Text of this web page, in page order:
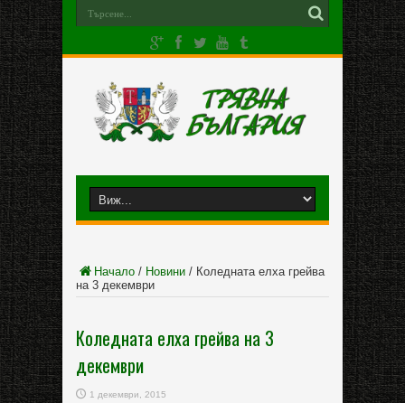
Начало / Новини / Коледната елха грейва
на 3 декември
Коледната елха грейва на 3
декември
1 декември, 2015